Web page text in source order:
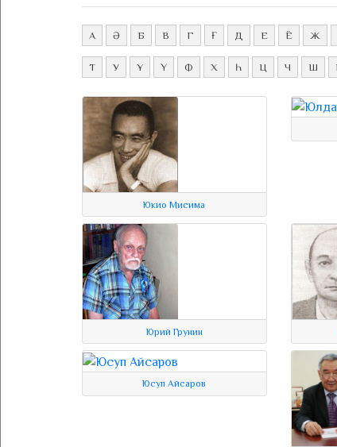
А Ә Б В Г Ғ Д Е Ё Ж
Т У Ұ Ү Ф Х Һ Ц Ч Ш
Юкио Мисима
Юрий Грунин
Юсуп Айсаров